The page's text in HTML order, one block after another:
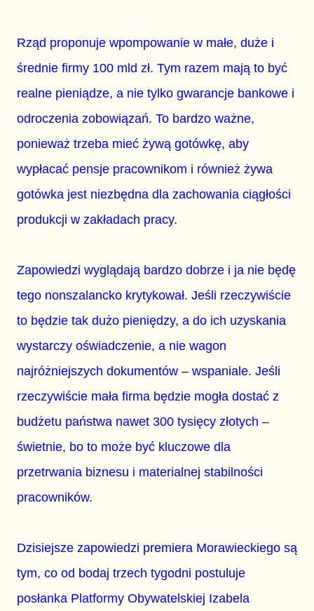
Rząd proponuje wpompowanie w małe, duże i
średnie firmy 100 mld zł. Tym razem mają to być
realne pieniądze, a nie tylko gwarancje bankowe i
odroczenia zobowiązań. To bardzo ważne,
ponieważ trzeba mieć żywą gotówkę, aby
wypłacać pensje pracownikom i również żywa
gotówka jest niezbędna dla zachowania ciągłości
produkcji w zakładach pracy.
Zapowiedzi wyglądają bardzo dobrze i ja nie będę
tego nonszalancko krytykował. Jeśli rzeczywiście
to będzie tak dużo pieniędzy, a do ich uzyskania
wystarczy oświadczenie, a nie wagon
najróżniejszych dokumentów – wspaniale. Jeśli
rzeczywiście mała firma będzie mogła dostać z
budżetu państwa nawet 300 tysięcy złotych –
świetnie, bo to może być kluczowe dla
przetrwania biznesu i materialnej stabilności
pracowników.
Dzisiejsze zapowiedzi premiera Morawieckiego są
tym, co od bodaj trzech tygodni postuluje
posłanka Platformy Obywatelskiej Izabela